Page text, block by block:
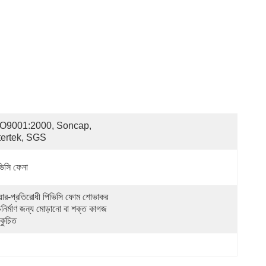
Soncap,
SGS
ফেনা
প্রতিরোধী পিভিসি ফোম শোভাকর
জন্য মোড়ানো বা শক্ত কাগজ